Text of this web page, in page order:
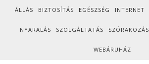
Skip to content
ÁLLÁS BIZTOSÍTÁS EGÉSZSÉG INTERNET
NYARALÁS SZOLGÁLTATÁS SZÓRAKOZÁS
WEBÁRUHÁZ